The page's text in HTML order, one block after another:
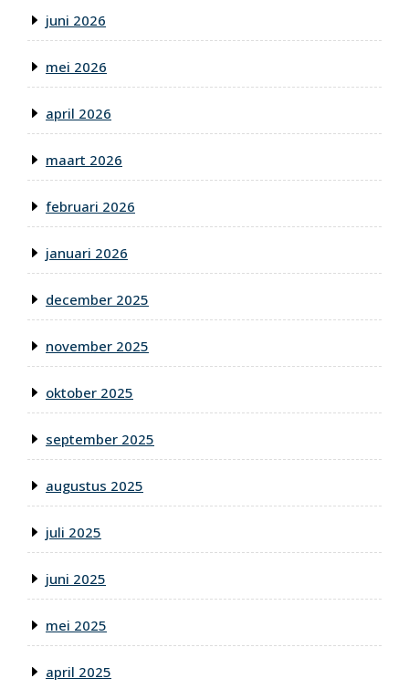
juni 2026
mei 2026
april 2026
maart 2026
februari 2026
januari 2026
december 2025
november 2025
oktober 2025
september 2025
augustus 2025
juli 2025
juni 2025
mei 2025
april 2025